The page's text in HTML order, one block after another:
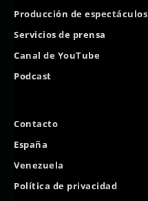
Producción de espectáculos
Servicios de prensa
Canal de YouTube
Podcast
Contacto
España
Venezuela
Política de privacidad